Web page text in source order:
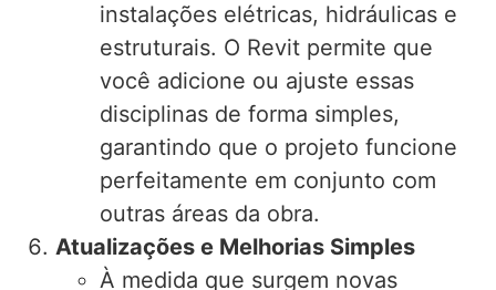
instalações elétricas, hidráulicas e
estruturais. O Revit permite que
você adicione ou ajuste essas
disciplinas de forma simples,
garantindo que o projeto funcione
perfeitamente em conjunto com
outras áreas da obra.
Atualizações e Melhorias Simples
À medida que surgem novas